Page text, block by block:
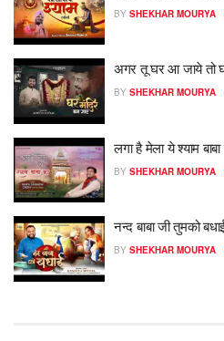
BY SHEKHAR MOURYA
अगर तू घर आ जाये तो
BY SHEKHAR MOURYA
लगा है मेला ये श्याम
BY SHEKHAR MOURYA
नन्द बाबा जी तुमको
BY SHEKHAR MOURYA